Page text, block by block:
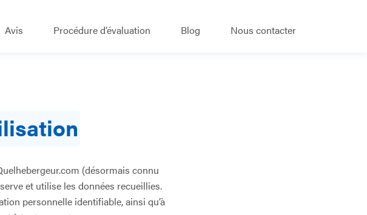
Avis Procédure d’évaluation Blog Nous contacter
(désormais connu
et utilise les données recueillies.
personnelle identifiable, ainsi qu’à